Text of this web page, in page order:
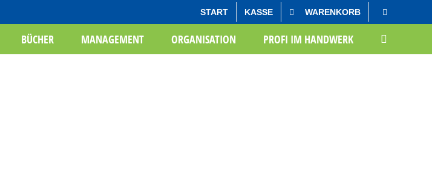
START KASSE WARENKORB
BÜCHER MANAGEMENT ORGANISATION PROFI IM HANDWERK
Startseite Anti-Aufschieberitis